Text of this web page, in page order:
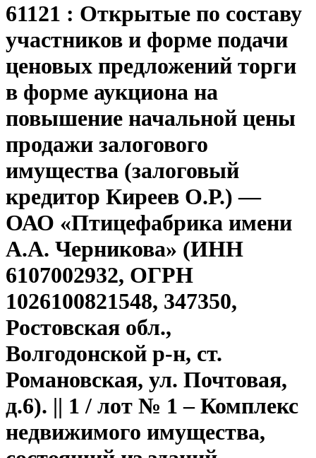
61121 : Открытые по составу
участников и форме подачи
ценовых предложений торги
в форме аукциона на
повышение начальной цены
продажи залогового
имущества (залоговый
кредитор Киреев О.Р.) —
ОАО «Птицефабрика имени
А.А. Черникова» (ИНН
6107002932, ОГРН
1026100821548, 347350,
Ростовская обл.,
Волгодонской р-н, ст.
Романовская, ул. Почтовая,
д.6). || 1 / лот № 1 – Комплекс
недвижимого имущества,